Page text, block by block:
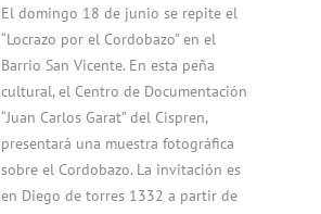
El domingo 18 de junio se repite el
“Locrazo por el Cordobazo” en el
Barrio San Vicente. En esta peña
cultural, el Centro de Documentación
“Juan Carlos Garat” del Cispren,
presentará una muestra fotográfica
sobre el Cordobazo. La invitación es
en Diego de torres 1332 a partir de